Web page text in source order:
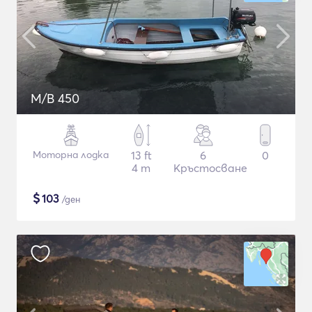
M/B 450
Моторна лодка
13 ft
4 m
6
Кръстосване
0
$103 /ден